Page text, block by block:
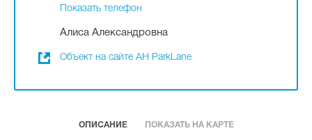
Показать телефон
Алиса Александровна
Объект на сайте АН ParkLane
ОПИСАНИЕ ПОКАЗАТЬ НА КАРТЕ